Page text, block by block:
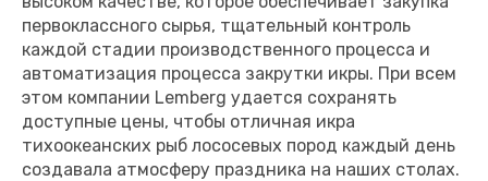
первоклассного сырья, тщательный контроль
каждой стадии производственного процесса и
автоматизация процесса закрутки икры. При всем
этом компании Lemberg удается сохранять
доступные цены, чтобы отличная икра
тихоокеанских рыб лососевых пород каждый день
создавала атмосферу праздника на наших столах.